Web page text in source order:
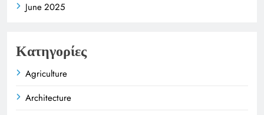
June 2025
Κατηγορίες
Agriculture
Architecture